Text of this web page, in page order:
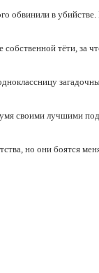
в
тёти, за
своими лучшими
но они боятся